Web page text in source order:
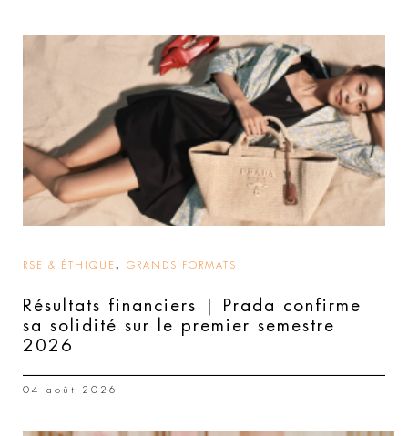
RSE & ÉTHIQUE , GRANDS FORMATS
Résultats financiers | Prada confirme
sa solidité sur le premier semestre
2026
04 août 2026